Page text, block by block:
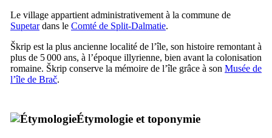
Le village appartient administrativement à la commune de
Supetardans le Comté de Split-Dalmatie.
Škrip est la plus ancienne localité de l’île, son histoire remontant à
plus de 5 000 ans, à l’époque illyrienne, bien avant la colonisation
romaine. Škrip conserve la mémoire de l’île grâce à son Musée de
l’île de Brač.
Étymologie et toponymie